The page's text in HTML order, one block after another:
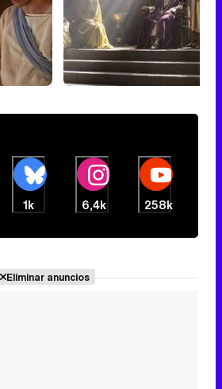
1k 6,4k 258k
Eliminar anuncios